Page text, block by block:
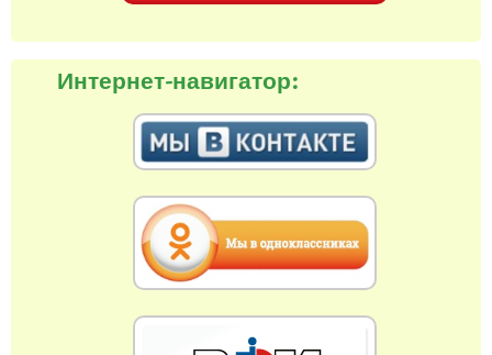
Интернет-навигатор: